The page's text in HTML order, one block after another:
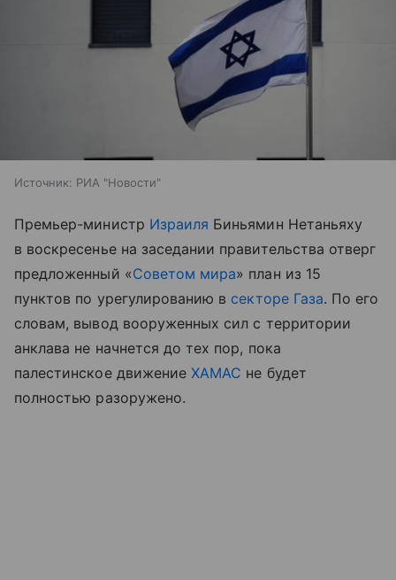
Источник: РИА "Новости"
Премьер-министр Израиля Биньямин Нетаньяху
в воскресенье на заседании правительства отверг
предложенный «Советом мира» план из 15
пунктов по урегулированию в секторе Газа. По его
словам, вывод вооруженных сил с территории
анклава не начнется до тех пор, пока
палестинское движениеХАМАС не будет
полностью разоружено.